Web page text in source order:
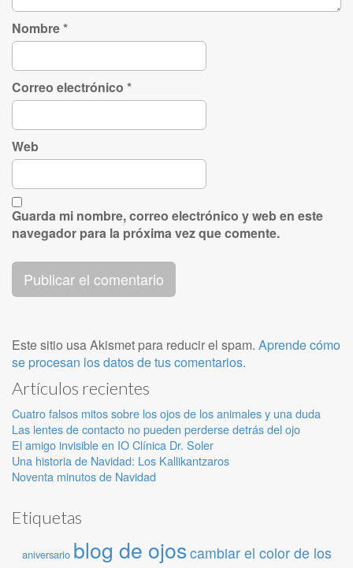
Nombre*
Correo electrónico *
Web
Guarda mi nombre, correo electrónico y web en este
navegador para la próxima vez que comente.
Este sitio usa Akismet para reducir el spam. Aprende cómo
se procesan los datos de tus comentarios.
Artículos recientes
Cuatro falsos mitos sobre los ojos de los animales y una duda
Las lentes de contacto no pueden perderse detrás del ojo
El amigo invisible en IO Clínica Dr. Soler
Una historia de Navidad: Los Kallikantzaros
Noventa minutos de Navidad
Etiquetas
aniversario blog de ojoscambiar el color de los